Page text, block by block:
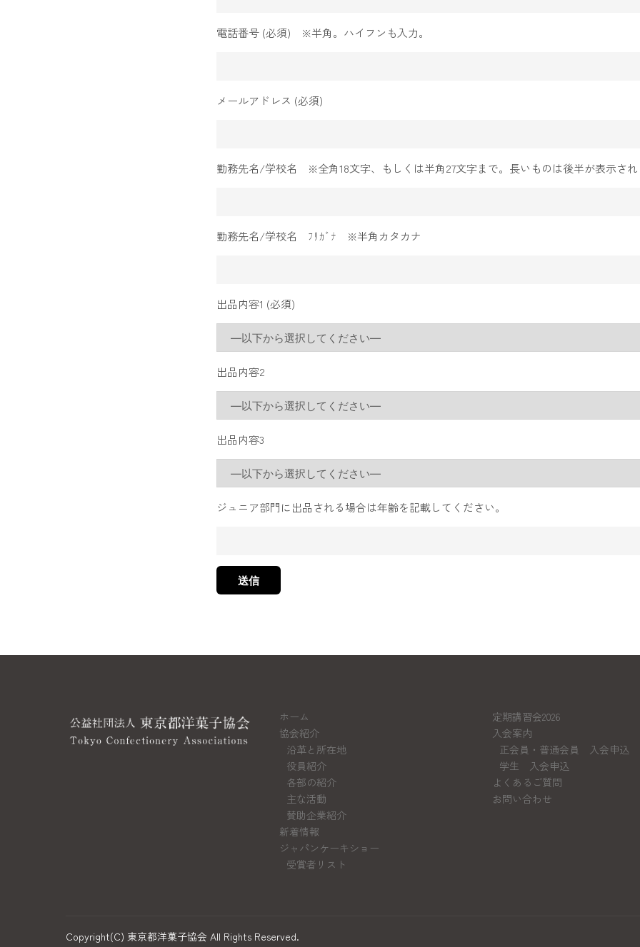
電話番号 (必須) ※半角。ハイフンも入力。
メールアドレス (必須)
勤務先名/学校名 ※全角18文字、もしくは半角27文字まで。長いものは後半が表示され
勤務先名/学校名 ﾌﾘｶﾞﾅ ※半角カタカナ
出品内容1 (必須)
出品内容2
出品内容3
ジュニア部門に出品される場合は年齢を記載してください。
ホーム
協会紹介
沿革と所在地
役員紹介
各部の紹介
主な活動
賛助企業紹介
新着情報
ジャパンケーキショー
受賞者リスト
定期講習会2026
入会案内
正会員・普通会員 入会申込
学生 入会申込
よくあるご質問
お問い合わせ
Copyright(C) 東京都洋菓子協会 All Rights Reserved.